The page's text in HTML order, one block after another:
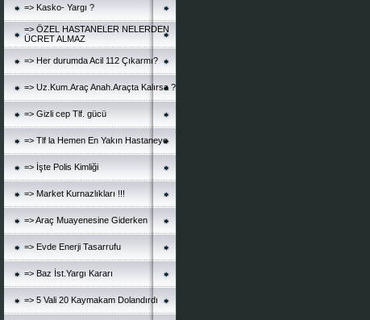
=> Kasko- Yargı ?
=> ÖZEL HASTANELER NELERDEN
ÜCRET ALMAZ
=> Her durumda Acil 112 Çıkarmı?
=> Uz.Kum.Araç Anah.Araçta Kalırsa ?
=> Gizli cep Tlf. gücü
=> Tlf la Hemen En Yakın Hastaneye
=> İşte Polis Kimliği
=> Market Kurnazlıkları !!!
=> Araç Muayenesine Giderken
=> Evde Enerji Tasarrufu
=> Baz İst.Yargı Kararı
=> 5 Vali 20 Kaymakam Dolandırdı